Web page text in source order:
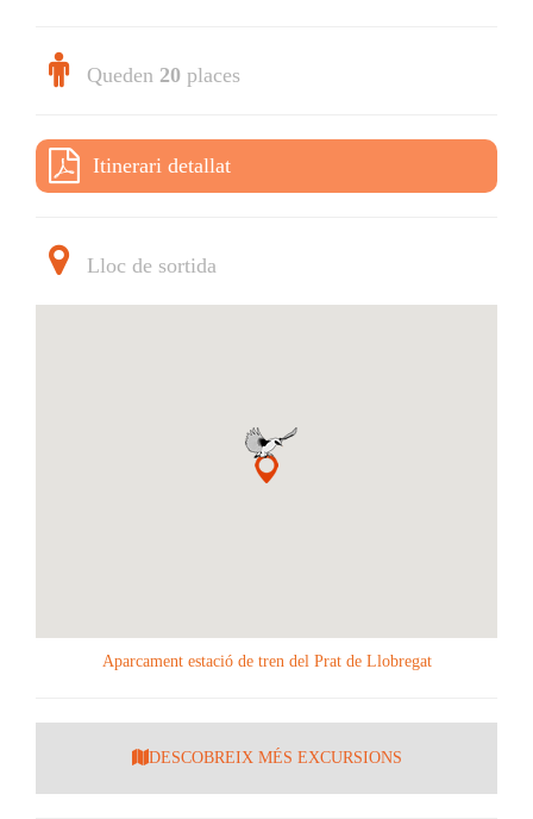
Queden 20 places
Itinerari detallat
Lloc de sortida
Aparcament estació de tren del Prat de Llobregat
DESCOBREIX MÉS EXCURSIONS